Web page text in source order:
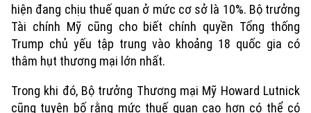
hiện đang chịu thuế quan ở mức cơ sở là 10%. Bộ trưởng
Tài chính Mỹ cũng cho biết chính quyền Tổng thống
Trump chủ yếu tập trung vào khoảng 18 quốc gia có
thâm hụt thương mại lớn nhất.
Trong khi đó, Bộ trưởng Thương mại Mỹ Howard Lutnick
cũng tuyên bố rằng mức thuế quan cao hơn có thể có